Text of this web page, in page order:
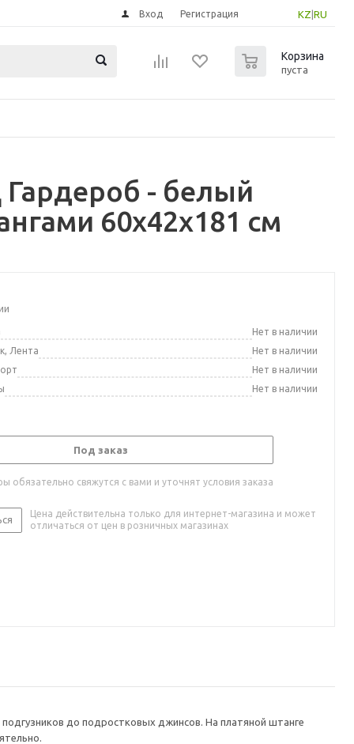
KZ RU
Вход Регистрация
Корзина
пуста
- белый
60x42x181 см
Нет в наличии
Лента
Нет в наличии
Нет в наличии
Нет в наличии
Под заказ
обязательно свяжутся с вами и уточнят условия заказа
Цена действительна только для интернет-магазина и может
отличаться от цен в розничных магазинах
до подростковых джинсов. На платяной штанге